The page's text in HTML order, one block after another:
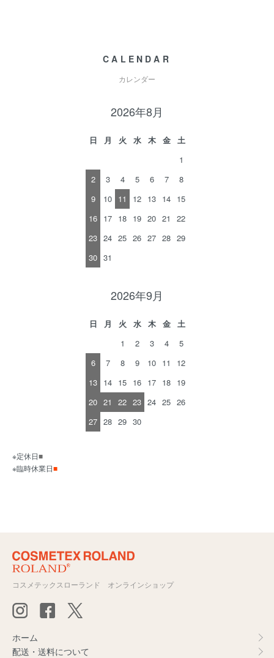
CALENDAR
カレンダー
2026年8月
日 月 火 水 木 金
土
1
2
3 4 5 6 7
8
9
10 11 12 13 14 15
16 17 18 19 20 21
22
23 24 25 26 27 28 29
30 31
2026年9月
日 月 火 水 木 金
土
1
2 3 4
5
6
7 8 9 10 11
12
13 14 15 16 17 18 19
20 21 22 23 24 25 26
27 28 29 30
※定休日■
※臨時休業日■
コスメテックスローランド オンラインショップ
ホーム
配送・送料について